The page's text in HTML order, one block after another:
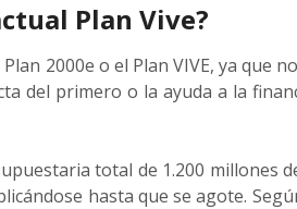
Plan Vive?
2000e o el Plan VIVE, ya que
del primero o la ayuda a la
total de 1.200 millones
hasta que se agote.